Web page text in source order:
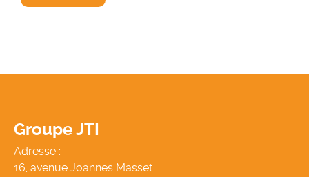
Groupe JTI
Adresse :
16, avenue Joannes Masset